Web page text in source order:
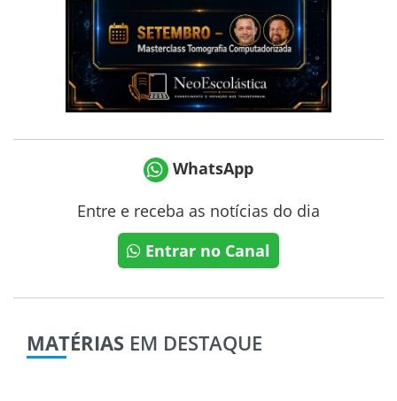
WhatsApp
Entre e receba as notícias do dia
Entrar no Canal
MATÉRIAS EM DESTAQUE